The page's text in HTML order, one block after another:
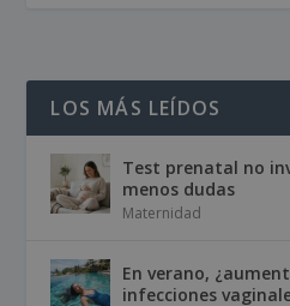
LOS MÁS LEÍDOS
Test prenatal no
menos dudas
Maternidad
En verano,
infecciones